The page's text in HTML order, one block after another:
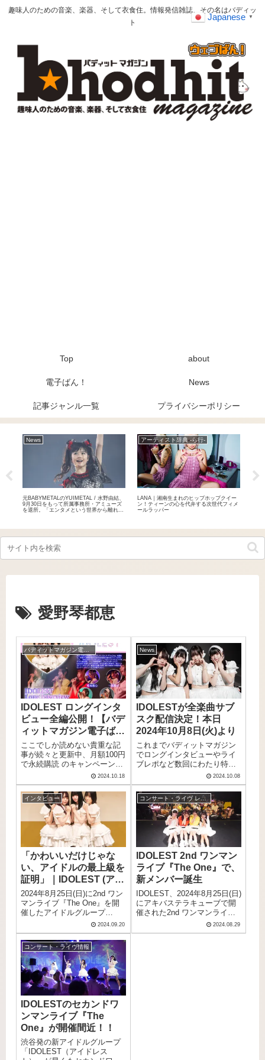
趣味人のための音楽、楽器、そして衣食住。情報発信雑誌、その名はバディッ
ト
Top about
電子ばん！ News
記事ジャンル一覧 プライバシーポリシー
News
元BABYMETALのYUIMETAL / 水野由結、
9月30日をもって所属事務所・アミューズ
を退所。「エンタメという世界から離れて
アーティスト辞典 -ら行-
LANA｜湘南生まれのヒップホップクイー
ン！ティーンの心を代弁する次世代フィメ
ールラッパー
愛野琴都恵
IDOLEST ロングインタ
ビュー全編公開！【バデ
ィットマガジン電子ば
ん！】告知記事
ここでしか読めない貴重な記
事が続々と更新中、月額100円
で永続購読 のキャンペーン中
であるバディットマガジン電
子ばん！2024年10月18日(金)
に公開予定の記事は先日公開
したIDOLESTインタビューの
全文バージョン！！
2024.10.18
News
IDOLESTが全楽曲サブ
スク配信決定！本日
2024年10月8日(火)より
これまでバディットマガジン
でロングインタビューやライ
ブレポなど数回にわたり特集
してきたアイドルグループ、
「IDOLEST (アイドレス
ト)」。IDOLESTの楽曲が本
日、2024年10月8日(火)より待
望のサブスク配信を開始！！
2024.10.08
インタビュー
「かわいいだけじゃな
い、アイドルの最上級を
証明」｜IDOLEST (アイ
ドレスト) インタビュー
2024年8月25日(日)に2nd ワン
マンライブ『The One』を開
催したアイドルグループ
IDOLESTにバディットマガジ
ンで独占インタビュー！結成
から勢いを増し続ける彼女ら
の魅力をロングインタビュー
にてお届けしたい。
2024.09.20
コンサート・ライヴ レポート
IDOLEST 2nd ワンマン
ライブ『The One』で、
新メンバー誕生
IDOLEST、2024年8月25日(日)
にアキバステラキューブで開
催された2nd ワンマンライブ
『The One』にて、新メンバ
ーが誕生した。
2024.08.29
コンサート・ライヴ情報
IDOLESTのセカンドワ
ンマンライブ『The
One』が開催間近！！
渋谷発の新アイドルグループ
「IDOLEST（アイドレス
Japanese ▼